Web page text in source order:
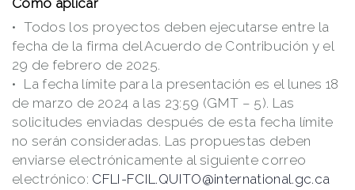
Todos los proyectos deben ejecutarse entre la
fecha de la firma del Acuerdo de Contribución y el
29 de febrero de 2025.
La fecha límite para la presentación es el lunes 18
de marzo de 2024 a las 23:59 (GMT – 5). Las
solicitudes enviadas después de esta fecha límite
no serán consideradas. Las propuestas deben
enviarse electrónicamente al siguiente correo
electrónico: CFLI-FCIL.QUITO@international.gc.ca